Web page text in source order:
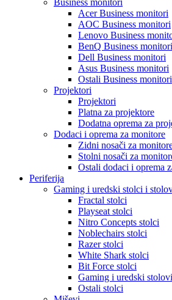
Business monitori
Acer Business monitori
AOC Business monitori
Lenovo Business
BenQ Business monitori
Dell Business monitori
Asus Business monitori
Ostali Business monitori
Projektori
Projektori
Platna za projektore
Dodatna oprema za
Dodaci i oprema za monitore
Zidni nosači za
Stolni nosači za
Ostali dodaci i oprema
Periferija
Gaming i uredski stolci i
Fractal stolci
Playseat stolci
Nitro Concepts stolci
Noblechairs stolci
Razer stolci
White Shark stolci
Bit Force stolci
Gaming i uredski stolovi
Ostali stolci